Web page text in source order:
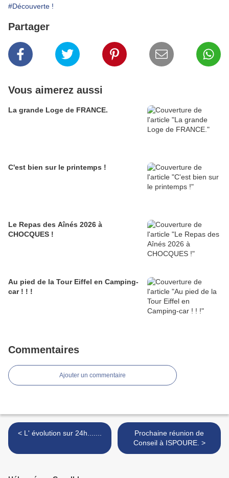
#Découverte !
Partager
Vous aimerez aussi
La grande Loge de FRANCE.
C'est bien sur le printemps !
Le Repas des Aînés 2026 à
CHOCQUES !
Au pied de la Tour Eiffel en Camping-
car ! ! !
Commentaires
Ajouter un commentaire
< L' évolution sur 24h.......
Prochaine réunion de
Conseil à ISPOURE. >